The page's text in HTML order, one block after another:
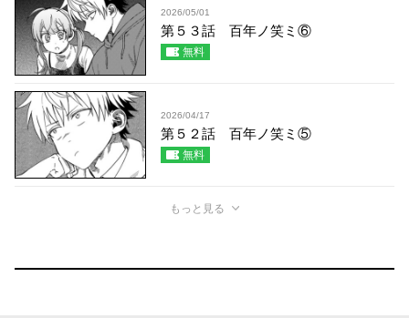
2026/05/01
第５３話 百年ノ笑ミ⑥
無料
2026/04/17
第５２話 百年ノ笑ミ⑤
無料
もっと見る